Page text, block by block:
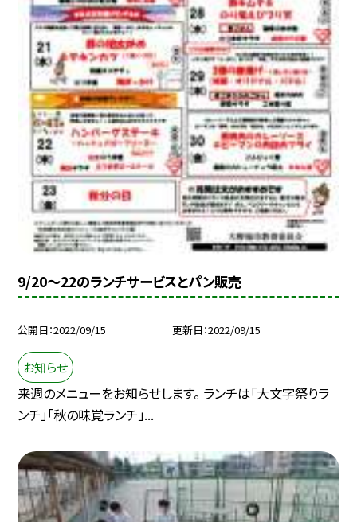
9/20〜22のランチサービスとパン販売
公開日 2022/09/15 更新日 2022/09/15
お知らせ
来週のメニューをお知らせします。 ランチは「大文字祭りラ
ンチ」「秋の味覚ランチ」...